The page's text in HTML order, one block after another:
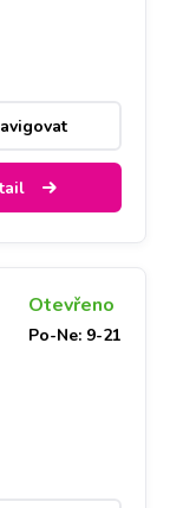
Otevřeno
Po-Ne: 9-21